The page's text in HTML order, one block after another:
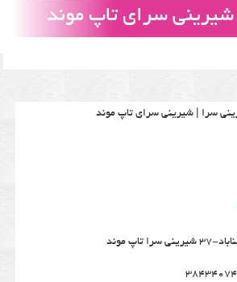
سرای تاپ موند
تاپ موند